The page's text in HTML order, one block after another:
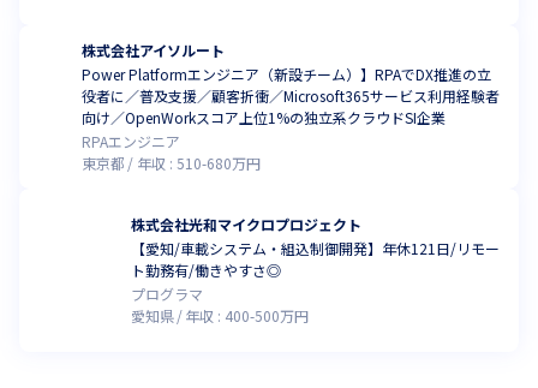
株式会社アイソルート
Power Platformエンジニア（新設チーム）】RPAでDX推進の立
役者に／普及支援／顧客折衝／Microsoft365サービス利用経験者
向け／OpenWorkスコア上位1%の独立系クラウドSI企業
RPAエンジニア
東京都
年収 : 510-680万円
株式会社光和マイクロプロジェクト
【愛知/車載システム・組込制御開発】年休121日/リモー
ト勤務有/働きやすさ◎
プログラマ
愛知県
年収 : 400-500万円